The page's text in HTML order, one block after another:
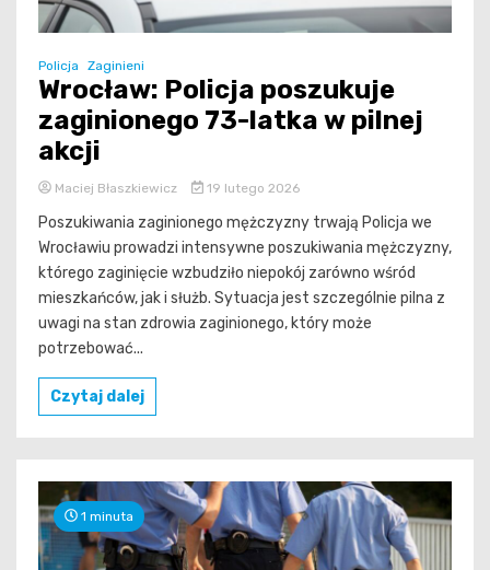
Policja Zaginieni
Wrocław: Policja poszukuje
zaginionego 73-latka w pilnej
akcji
Maciej Błaszkiewicz 19 lutego 2026
Poszukiwania zaginionego mężczyzny trwają Policja we
Wrocławiu prowadzi intensywne poszukiwania mężczyzny,
którego zaginięcie wzbudziło niepokój zarówno wśród
mieszkańców, jak i służb. Sytuacja jest szczególnie pilna z
uwagi na stan zdrowia zaginionego, który może
potrzebować...
Czytaj dalej
1 minuta